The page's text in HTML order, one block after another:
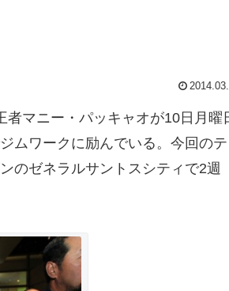
マニー・パッキャオが10日月曜
ムワークに励んでいる。今回の
のゼネラルサントスシティで2週